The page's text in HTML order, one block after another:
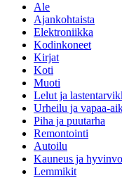
Ale
Ajankohtaista
Elektroniikka
Kodinkoneet
Kirjat
Koti
Muoti
Lelut ja
Urheilu ja vapaa-
Piha ja puutarha
Remontointi
Autoilu
Kauneus ja
Lemmikit